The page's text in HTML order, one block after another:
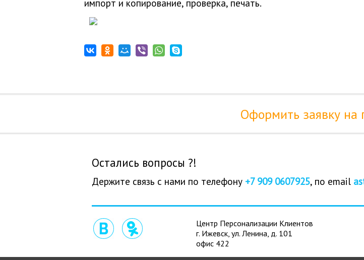
импорт и копирование, проверка, печать.
Оформить заявку на
Остались вопросы ?!
Держите связь с нами по телефону +7 909 0607925, по email
Центр Персонализации Клиентов
г. Ижевск, ул. Ленина, д. 101
офис 422